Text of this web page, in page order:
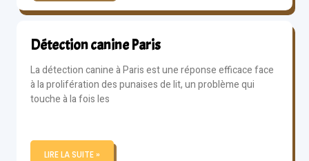
Détection canine Paris
La détection canine à Paris est une réponse efficace face
à la prolifération des punaises de lit, un problème qui
touche à la fois les
LIRE LA SUITE »